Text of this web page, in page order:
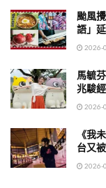
颱風
語」
2026-
馬毓
兆駿
2026-
《我
台又
2026-